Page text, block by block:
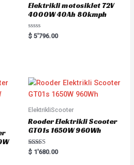
Elektrikli motosiklet 72V
4000W 40Ah 80kmph
Rated
0
$ 5'796.00
ElektrikliScooter
Rooder Elektrikli Scooter
GT01s 1650W 960Wh
Rated
5.00
$ 1'680.00